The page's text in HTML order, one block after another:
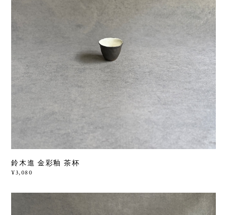
鈴木進 金彩釉 茶杯
¥3,080